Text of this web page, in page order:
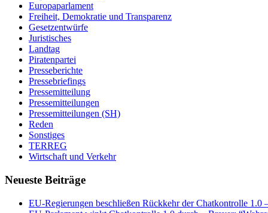
Europaparlament
Freiheit, Demokratie und Transparenz
Gesetzentwürfe
Juristisches
Landtag
Piratenpartei
Presseberichte
Pressebriefings
Pressemitteilung
Pressemitteilungen
Pressemitteilungen (SH)
Reden
Sonstiges
TERREG
Wirtschaft und Verkehr
Neueste Beiträge
EU-Regierungen beschließen Rückkehr der Chatkontrolle